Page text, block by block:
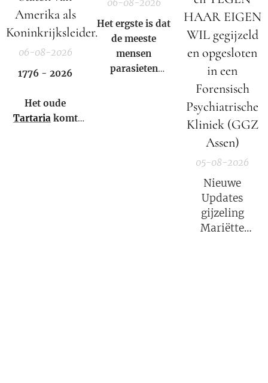
Amerika als
Koninkrijksleider.
06-08-2026
1776 - 2026
Het oude
Tartariakomt
06-08-2026
Het ergste is dat
de meeste
mensen
parasieten
HAAR EIGEN
WIL gegijzeld
en opgesloten
in een
Forensisch
Psychiatrische
Kliniek (GGZ
Assen)
05-08-2026
Nieuwe
Updates
gijzeling
Mariëtte